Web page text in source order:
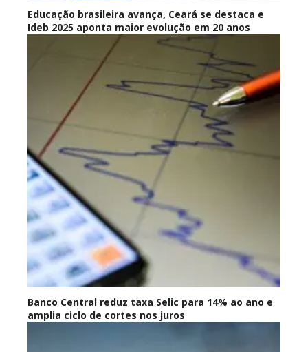
Educação brasileira avança, Ceará se destaca e
Ideb 2025 aponta maior evolução em 20 anos
Banco Central reduz taxa Selic para 14% ao ano e
amplia ciclo de cortes nos juros